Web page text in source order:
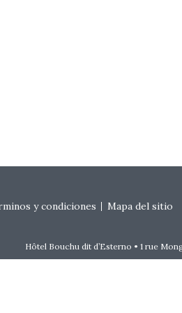
y condiciones Mapa del sitio
Hôtel Bouchu dit d’Esterno • 1 rue